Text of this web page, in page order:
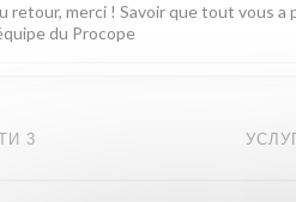
retour, merci ! Savoir que tout vous
du Procope
3